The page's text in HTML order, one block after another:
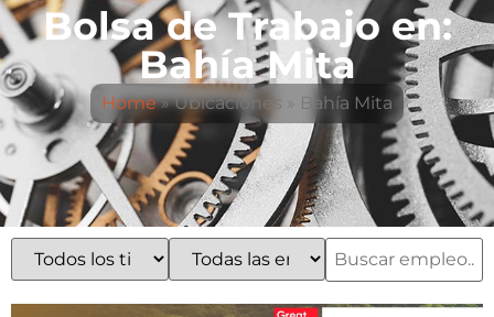
Bolsa de Trabajo en:
Bahía Mita
Home»Ubicaciones » Bahía Mita